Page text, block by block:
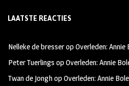
b
oo
k
ag
m
tt
LAATSTE REACTIES
Nelleke de bresseropOverleden:
Peter Tuerlings opOverleden: Annie
Twan de JonghopOverleden: Annie